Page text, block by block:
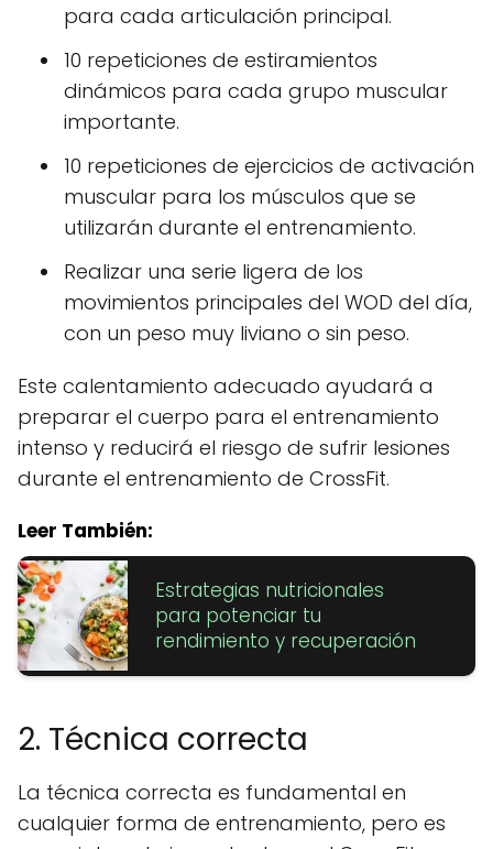
para cada articulación principal.
10 repeticiones de estiramientos
dinámicos para cada grupo muscular
importante.
10 repeticiones de ejercicios de activación
muscular para los músculos que se
utilizarán durante el entrenamiento.
Realizar una serie ligera de los
movimientos principales del WOD del día,
con un peso muy liviano o sin peso.
Este calentamiento adecuado ayudará a
preparar el cuerpo para el entrenamiento
intenso y reducirá el riesgo de sufrir lesiones
durante el entrenamiento de CrossFit.
Leer También:
Estrategias nutricionales
para potenciar tu
rendimiento y recuperación
2. Técnica correcta
La técnica correcta es fundamental en
cualquier forma de entrenamiento, pero es